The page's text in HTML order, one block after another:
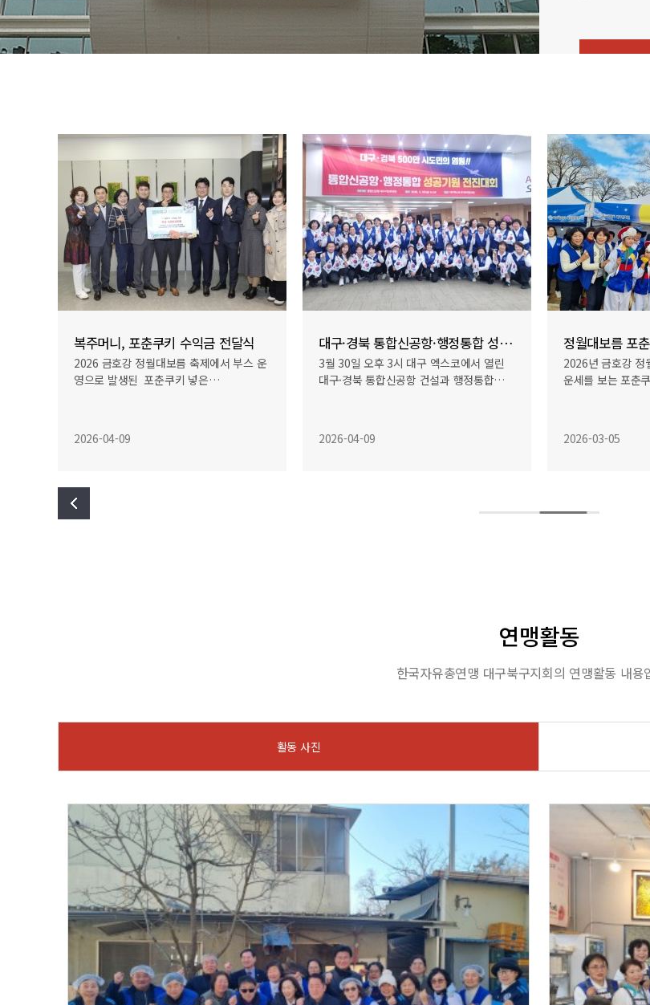
복주머니, 포춘쿠키 수익금 전달식
2026 금호강 정월대보름 축제에서 부스 운
영으로 발생된 포춘쿠키 넣은…
2026-04-09
대구·경북 통합신공항·행정통합 성공기원 전진…
3월 30일 오후 3시 대구 엑스코에서 열린
대구·경북 통합신공항 건설과 행정통합…
2026-04-09
정월대보름 포
2026년 금호강 정
운세를 보는 포춘
2026-03-05
연맹활동
한국자유총연맹 대구북구지회의 연맹활동 내용
활동 사진